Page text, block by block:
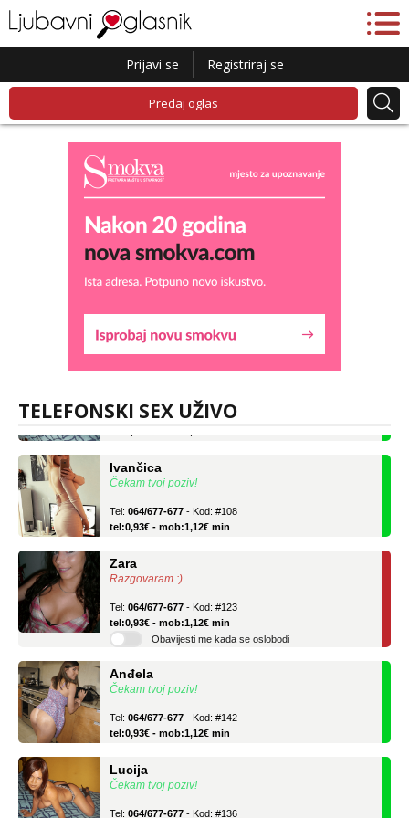
Prijavi se Registriraj se
Predaj oglas
TELEFONSKI SEX UŽIVO
Tel:064/677-677 - Kod: #136
tel:0,93€ - mob:1,12€ min
Čekam tvoj poziv!
tel:0,93€ - mob:1,12€ min
Razgovaram :)
tel:0,93€ - mob:1,12€ min
Obavijesti me kada se oslobodi
Čekam tvoj poziv!
tel:0,93€ - mob:1,12€ min
Čekam tvoj poziv!